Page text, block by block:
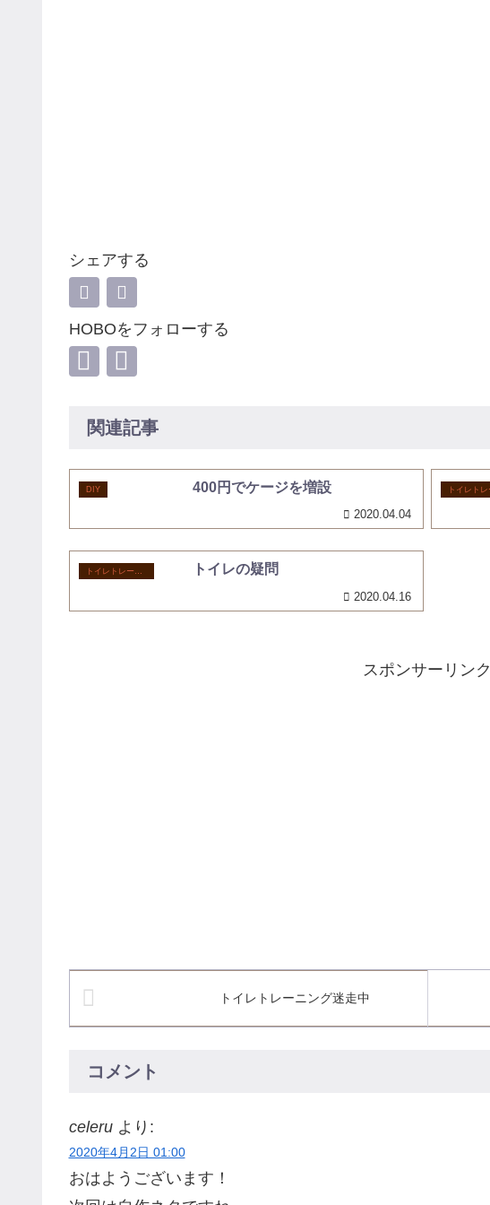
シェアする
HOBOをフォローする
関連記事
DIY 400円でケージを増設
2020.04.04
トイレトレーニング トイレの疑問
2020.04.16
スポンサーリンク
トイレトレーニング迷走中
コメント
celeru より:
2020年4月2日 01:00
おはようございます！